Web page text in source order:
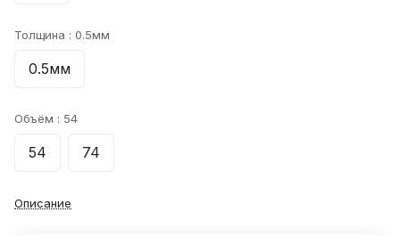
Толщина : 0.5мм
0.5мм
Объём : 54
54 74
Описание